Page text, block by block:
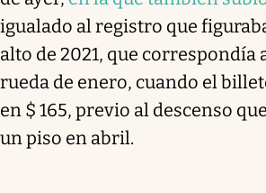
igualado al registro que
alto de 2021, que correspondía
rueda de enero, cuando el
en $ 165, previo al descenso
un piso en abril.